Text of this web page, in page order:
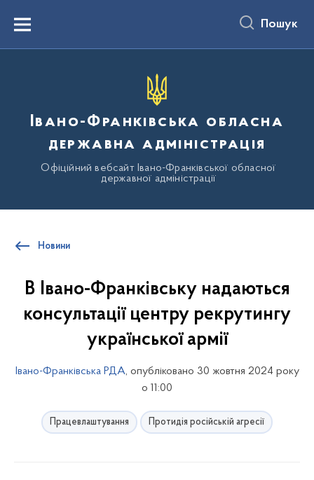
вмістуMenu Пошук
Івано-Франківська обласна
державна адміністрація
Офіційний вебсайт Івано-Франківської обласної
державної адміністрації
Новини
В Івано-Франківську надаються
консультації центру рекрутингу
української армії
Івано-Франківська РДА, опубліковано 30 жовтня 2024 року
о 11:00
Працевлаштування Протидія російській агресії